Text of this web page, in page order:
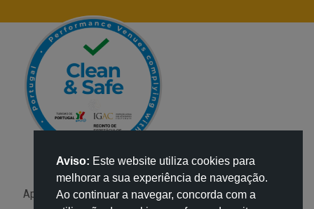
Apoio:
Aviso: Este website utiliza cookies para
melhorar a sua experiência de navegação.
Ao continuar a navegar, concorda com a